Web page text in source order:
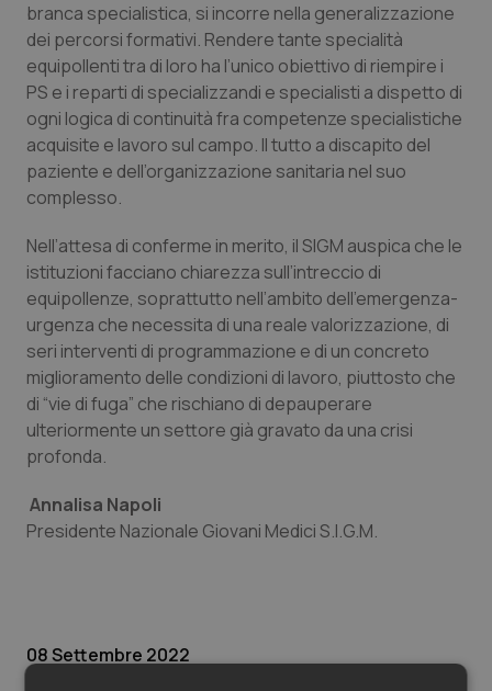
Sicilia
Toscana
Umbria
Valle D’Aosta
Veneto
Neuroscienze & patologie neurodegenerative
Obesità
Oftalmologia
Oncodermatologia
Oncoematologia
Oncologia & Nutrizione
Psoriasi & pelle
Quotidiano Cardiologia
Quotidiano Oncologia
Rene & patologie urogenitali
branca specialistica, si incorre nella generalizzazione
dei percorsi formativi. Rendere tante specialità
equipollenti tra di loro ha l’unico obiettivo di riempire i
PS e i reparti di specializzandi e specialisti a dispetto di
ogni logica di continuità fra competenze specialistiche
acquisite e lavoro sul campo. Il tutto a discapito del
paziente e dell’organizzazione sanitaria nel suo
complesso.
Nell’attesa di conferme in merito, il SIGM auspica che le
istituzioni facciano chiarezza sull’intreccio di
equipollenze, soprattutto nell’ambito dell’emergenza-
urgenza che necessita di una reale valorizzazione, di
seri interventi di programmazione e di un concreto
miglioramento delle condizioni di lavoro, piuttosto che
di “vie di fuga” che rischiano di depauperare
ulteriormente un settore già gravato da una crisi
profonda.
Annalisa Napoli
Presidente Nazionale Giovani Medici S.I.G.M.
08 Settembre 2022